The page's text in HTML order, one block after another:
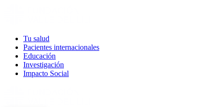
Tu salud
Pacientes internacionales
Educación
Investigación
Impacto Social